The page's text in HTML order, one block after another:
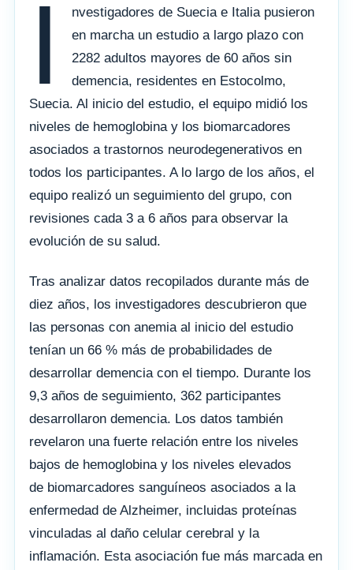
I
nvestigadores de Suecia e Italia pusieron
en marcha un estudio a largo plazo con
2282 adultos mayores de 60 años sin
demencia, residentes en Estocolmo,
Suecia. Al inicio del estudio, el equipo midió los
niveles de hemoglobina y los biomarcadores
asociados a trastornos neurodegenerativos en
todos los participantes. A lo largo de los años, el
equipo realizó un seguimiento del grupo, con
revisiones cada 3 a 6 años para observar la
evolución de su salud.
Tras analizar datos recopilados durante más de
diez años, los investigadores descubrieron que
las personas con anemia al inicio del estudio
tenían un 66 % más de probabilidades de
desarrollar demencia con el tiempo. Durante los
9,3 años de seguimiento, 362 participantes
desarrollaron demencia. Los datos también
revelaron una fuerte relación entre los niveles
bajos de hemoglobina y los niveles elevados
de biomarcadores sanguíneos asociados a la
enfermedad de Alzheimer, incluidas proteínas
vinculadas al daño celular cerebral y la
inflamación. Esta asociación fue más marcada en